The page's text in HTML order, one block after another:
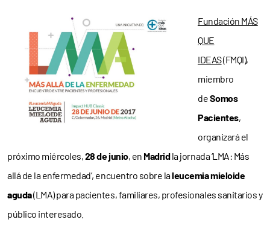
Fundación MÁS
QUE
IDEAS(FMQI),
miembro
deSomos
Pacientes,
organizará el
próximo miércoles,28 de junio, en Madridla jornada ‘LMA: Más
allá de la enfermedad’, encuentro sobre laleucemia mieloide
aguda(LMA) para pacientes, familiares, profesionales sanitarios y
público interesado.